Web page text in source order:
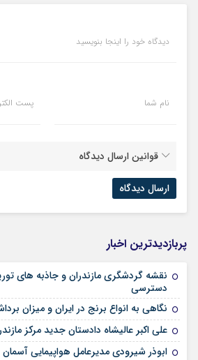
دیدگاه خود را اینجا بنویسید
نام شما پست
قوانین ارسال دیدگاه
پربازدیدترین اخبار
دسترسی
نگاهی به انواع برنج در ایران و میزان
علی‌ اکبر عالیشاه دادستان جدید مرکز
ابوذر شیرودی مدیرعامل هواپیمایی